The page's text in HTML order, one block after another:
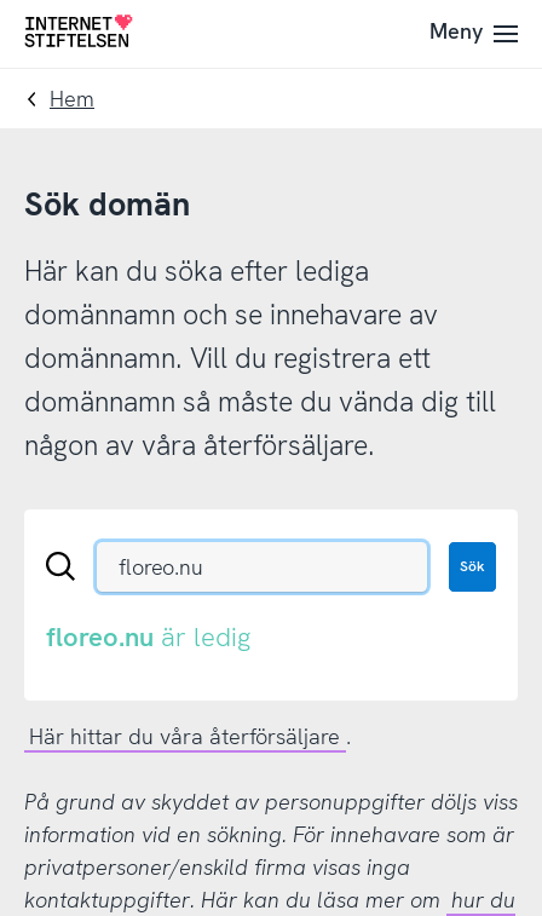
Till
navigering
Till
innehåll
Till
Meny
Hem
Sök domän
Här kan du söka efter lediga
domännamn och se innehavare av
domännamn. Vill du registrera ett
domännamn så måste du vända dig till
någon av våra återförsäljare.
Sök
eller
Sök
floreo.nu är ledig
Här hittar du våra återförsäljare .
På grund av skyddet av personuppgifter döljs viss
information vid en sökning. För innehavare som är
privatpersoner/enskild firma visas inga
kontaktuppgifter. Här kan du läsa mer om hur du